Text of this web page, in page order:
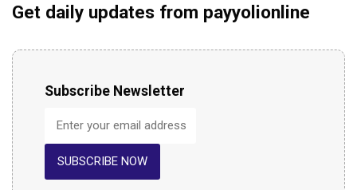
Get daily updates from payyolionline
Subscribe Newsletter
SUBSCRIBE NOW